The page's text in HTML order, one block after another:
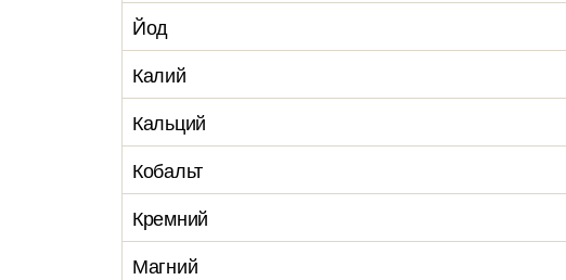
Йод
Калий
Кальций
Кобальт
Кремний
Магний